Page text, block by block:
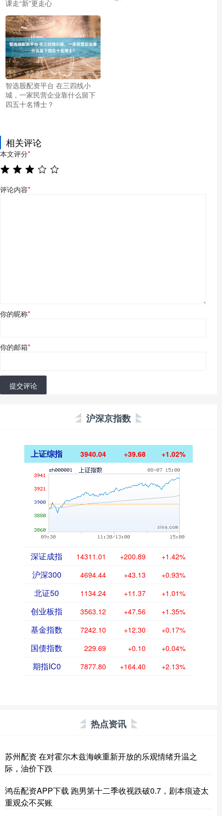
课走“新”更走心
智选股配资平台 在三四线小
城，一家民营企业靠什么留下
四五十名博士？
相关评论
本文评分*
评论内容*
你的昵称*
你的邮箱*
提交评论
沪深京指数
上证综指 3940.04 +39.68 +1.02%
深证成指 14311.01 +200.89 +1.42%
沪深300 4694.44 +43.13 +0.93%
北证50 1134.24 +11.37 +1.01%
创业板指 3563.12 +47.56 +1.35%
基金指数 7242.10 +12.30 +0.17%
国债指数 229.69 +0.10 +0.04%
期指IC0 7877.80 +164.40 +2.13%
热点资讯
苏州配资 在对霍尔木兹海峡重新开放的乐观情绪升温之
际，油价下跌
鸿岳配资APP下载 跑男第十二季收视跌破0.7，剧本痕迹太
重观众不买账